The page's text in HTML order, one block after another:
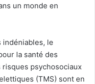
un monde en
indéniables, le
la santé des
risques psychosociaux
(TMS) sont en